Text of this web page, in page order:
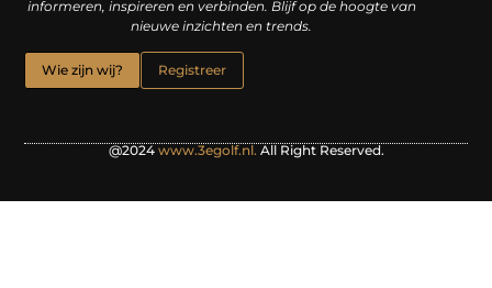
informeren, inspireren en verbinden. Blijf op de hoogte van
nieuwe inzichten en trends.
Wie zijn wij? Registreer
@2024www.3egolf.nl.All Right Reserved.